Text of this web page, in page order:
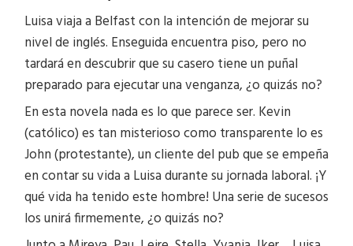
Luisa viaja a Belfast con la intención de mejorar su
nivel de inglés. Enseguida encuentra piso, pero no
tardará en descubrir que su casero tiene un puñal
preparado para ejecutar una venganza, ¿o quizás no?
En esta novela nada es lo que parece ser. Kevin
(católico) es tan misterioso como transparente lo es
John (protestante), un cliente del pub que se empeña
en contar su vida a Luisa durante su jornada laboral. ¡Y
qué vida ha tenido este hombre! Una serie de sucesos
los unirá firmemente, ¿o quizás no?